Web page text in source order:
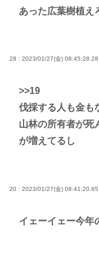
あった広葉樹植え
28 : 2023/01/27(金) 08:45:28.28
>>19
伐採する人も金も
山林の所有者が死
が増えてるし
20 : 2023/01/27(金) 08:41:20.65
イェーイェー今年